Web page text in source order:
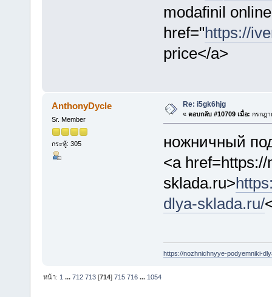
modafinil
href="https://
price</a>
AnthonyDycle
Sr. Member
กระทู้: 305
Re: i5gk6hjg
« ตอบกลับ #10709 เมื่อ: กรกฎา
ножничный
<a
sklada.ru>
dlya-sklada.ru/
https://nozhnichnyye-podyemniki-
หน้า: 1 ...712 713 [714]715 716 ... 1054